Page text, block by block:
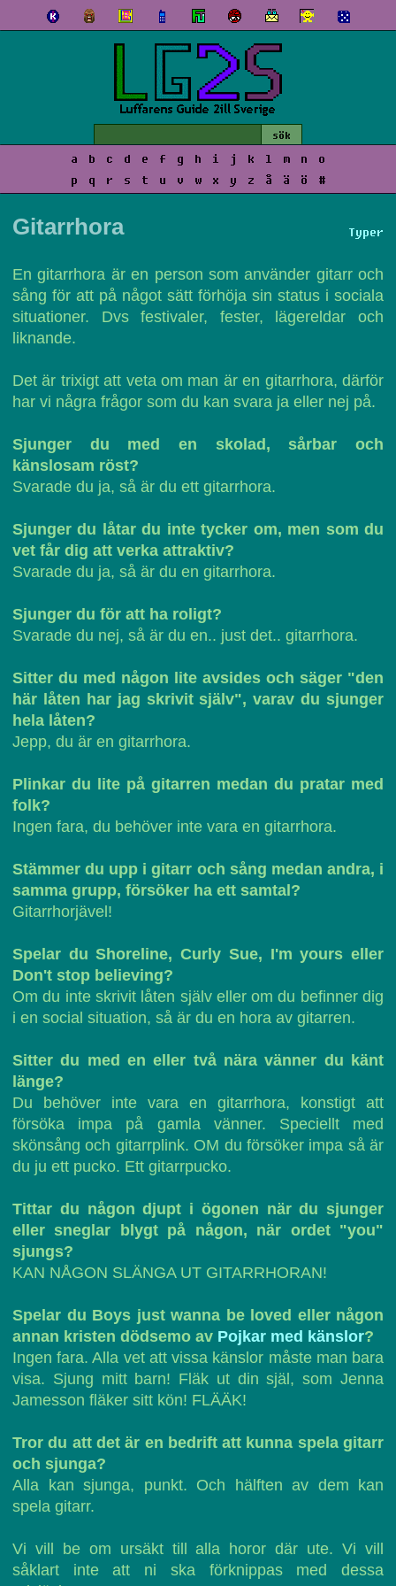
a b c d e f g h i j k l m n
o
p
q r s t u v w x y z å ä ö #
Typer
Gitarrhora
En gitarrhora är en person som använder gitarr och
sång för att på något sätt förhöja sin status i sociala
situationer. Dvs festivaler, fester, lägereldar och
liknande.
Det är trixigt att veta om man är en gitarrhora, därför
har vi några frågor som du kan svara ja eller nej på.
Sjunger du med en skolad, sårbar och
känslosam röst?
Svarade du ja, så är du ett gitarrhora.
Sjunger du låtar du inte tycker om, men som du
vet får dig att verka attraktiv?
Svarade du ja, så är du en gitarrhora.
Sjunger du för att ha roligt?
Svarade du nej, så är du en.. just det.. gitarrhora.
Sitter du med någon lite avsides och säger "den
här låten har jag skrivit själv", varav du sjunger
hela låten?
Jepp, du är en gitarrhora.
Plinkar du lite på gitarren medan du pratar med
folk?
Ingen fara, du behöver inte vara en gitarrhora.
Stämmer du upp i gitarr och sång medan andra, i
samma grupp, försöker ha ett samtal?
Gitarrhorjävel!
Spelar du Shoreline, Curly Sue, I'm yours eller
Don't stop believing?
Om du inte skrivit låten själv eller om du befinner dig
i en social situation, så är du en hora av gitarren.
Sitter du med en eller två nära vänner du känt
länge?
Du behöver inte vara en gitarrhora, konstigt att
försöka impa på gamla vänner. Speciellt med
skönsång och gitarrplink. OM du försöker impa så är
du ju ett pucko. Ett gitarrpucko.
Tittar du någon djupt i ögonen när du sjunger
eller sneglar blygt på någon, när ordet "you"
sjungs?
KAN NÅGON SLÄNGA UT GITARRHORAN!
Spelar du Boys just wanna be loved eller någon
annan kristen dödsemo av Pojkar med känslor?
Ingen fara. Alla vet att vissa känslor måste man bara
visa. Sjung mitt barn! Fläk ut din själ, som Jenna
Jamesson fläker sitt kön! FLÄÄK!
Tror du att det är en bedrift att kunna spela gitarr
och sjunga?
Alla kan sjunga, punkt. Och hälften av dem kan
spela gitarr.
Vi vill be om ursäkt till alla horor där ute. Vi vill
såklart inte att ni ska förknippas med dessa